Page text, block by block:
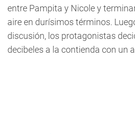
entre Pampita y Nicole y
aire en durísimos términos.
discusión, los protagonistas
decibeles a la contienda con un